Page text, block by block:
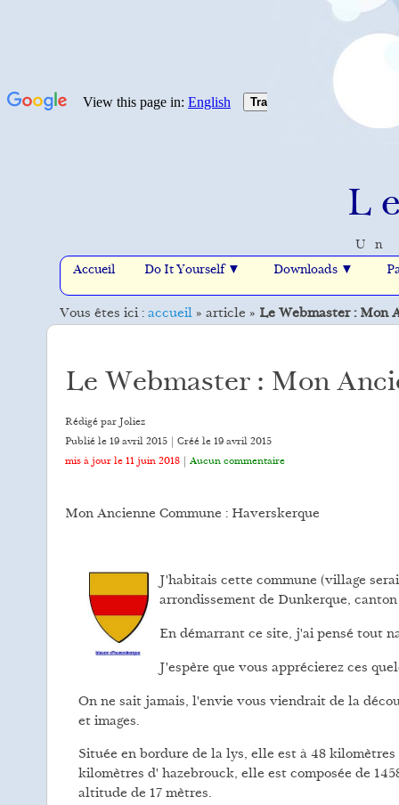
Accueil
Do It Yourself ▼ Downloads ▼
Vous êtes ici :accueil » article » Le Webmaster : Mon
Le Webmaster : Mon
Rédigé par Joliez
Publié le 19 avril 2015 | Créé le19 avril 2015
mis à jour le 11 juin 2018 | Aucun commentaire
Mon Ancienne Commune : Haverskerque
​J'habitais cette commune (village
arrondissement de Dunkerque,
En démarrant ce site, j'ai pensé tout
J'espère que vous apprécierez ces
On ne sait jamais, l'envie vous viendrait de la
et images.
Située en bordure de la lys, elle est à 48
kilomètres d' hazebrouck, elle est composée de
altitude de 17 mètres.